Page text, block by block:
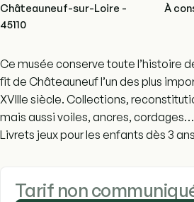
Châteauneuf-sur-Loire -
45110
À
Ce musée conserve toute l’histoire
fit de Châteauneuf l’un des plus
XVIIIe siècle. Collections,
mais aussi voiles, ancres, cordages…
Livrets jeux pour les enfants dès 3
Tarif non